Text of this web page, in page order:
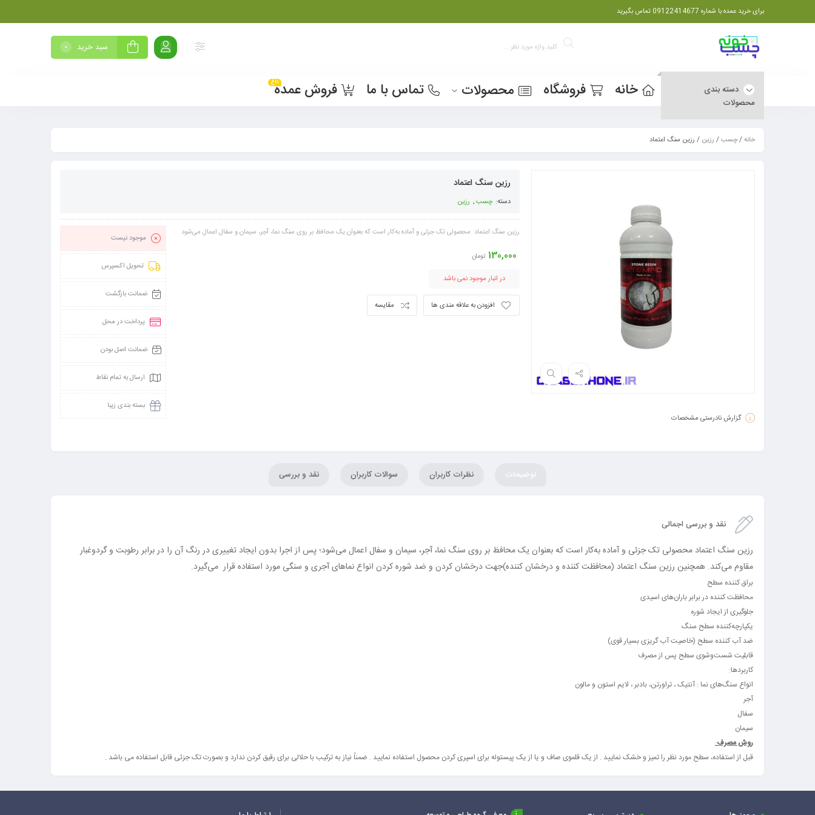
برای خرید عمده با شماره 09122414677 تماس بگیرید
سبد خرید 0
دسته بندی
محصولات
خانه فروشگاه محصولات تماس با ما فروش عمدهداغ
خانه/چسب/ رزین / رزین سنگ اعتماد
گزارش نادرستی مشخصات
رزین سنگ اعتماد
دسته: چسب, رزین
رزین سنگ اعتماد محصولی تک جزئی و آماده به‌کار است که بعنوان یک محافظ بر روی سنگ نما، آجر، سیمان و سفال اعمال می‌شود
130,000 تومان
در انبار موجود نمی باشد
مقایسه افزودن به علاقه مندی ها
موجود نیست
تحویل اکسپرس
ضمانت بازگشت
پرداخت در محل
ضمانت اصل بودن
ارسال به تمام نقاط
بسته بندی زیبا
توضیحات نظرات کاربران سوالات کاربران نقد و بررسی
نقد و بررسی اجمالی
رزین سنگ اعتماد محصولی تک جزئی و آماده به‌کار است که بعنوان یک محافظ بر روی سنگ نما، آجر، سیمان و سفال اعمال می‌شود؛ پس از اجرا بدون ایجاد تغییری در رنگ آن را در برابر رطوبت و گردوغبار
مقاوم می‌کند. همچنین رزین سنگ اعتماد (محافظت کننده و درخشان کننده)جهت درخشان کردن و ضد شوره کردن انواع نماهای آجری و سنگی مورد استفاده قرار می‌گیرد.
براق کننده سطح
محافظت کننده در برابر باران‌های اسیدی
جلوگیری از ایجاد شوره
یکپارچه‌کننده سطح سنگ
ضد آب کننده سطح (خاصیت آب گریزی بسیار قوی)
قابلیت شست‌وشوی سطح پس از مصرف
کاربردها:
انواع سنگ‌های نما : آنتیک ، تراورتن، بادبر ، لایم استون و مالون
آجر
سفال
سیمان
روش مصرف:
قبل از استفاده، سطح مورد نظر را تمیز و خشک نمایید . از یک قلموی صاف و یا از یک پیستوله برای اسپری کردن محصول استفاده نمایید . ضمناً نیاز به ترکیب با حلالی برای رقیق کردن ندارد و بصورت تک جزئی قابل استفاده می باشد .